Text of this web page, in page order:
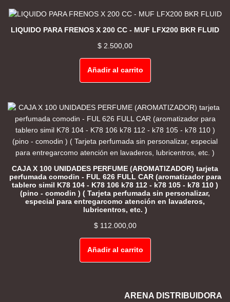
LIQUIDO PARA FRENOS X 200 CC - MUF LFX200 BKR FLUID
$ 2.500,00
Añadir al carrito
CAJA X 100 UNIDADES PERFUME (AROMATIZADOR) tarjeta
perfumada comodin - FUL 626 FULL CAR (aromatizador para
tablero simil K78 104 - K78 106 k78 112 - k78 105 - k78 110 )
(pino - comodin ) ( Tarjeta perfumada sin personalizar,
especial para entregarcomo atención en lavaderos,
lubricentros, etc. )
$112.000,00
Añadir al carrito
ARENA DISTRIBUIDORA